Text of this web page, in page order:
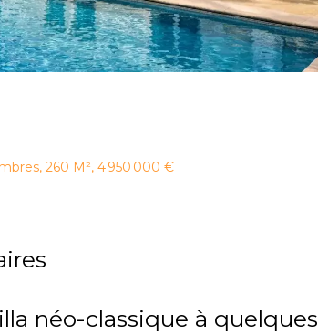
260 M², 4 950 000 €
néo-classique à quelques